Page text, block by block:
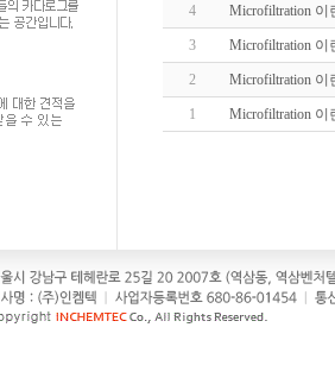
4 Microfiltration 이
3 Microfiltration 이
2 Microfiltration 이
1 Microfiltration 이